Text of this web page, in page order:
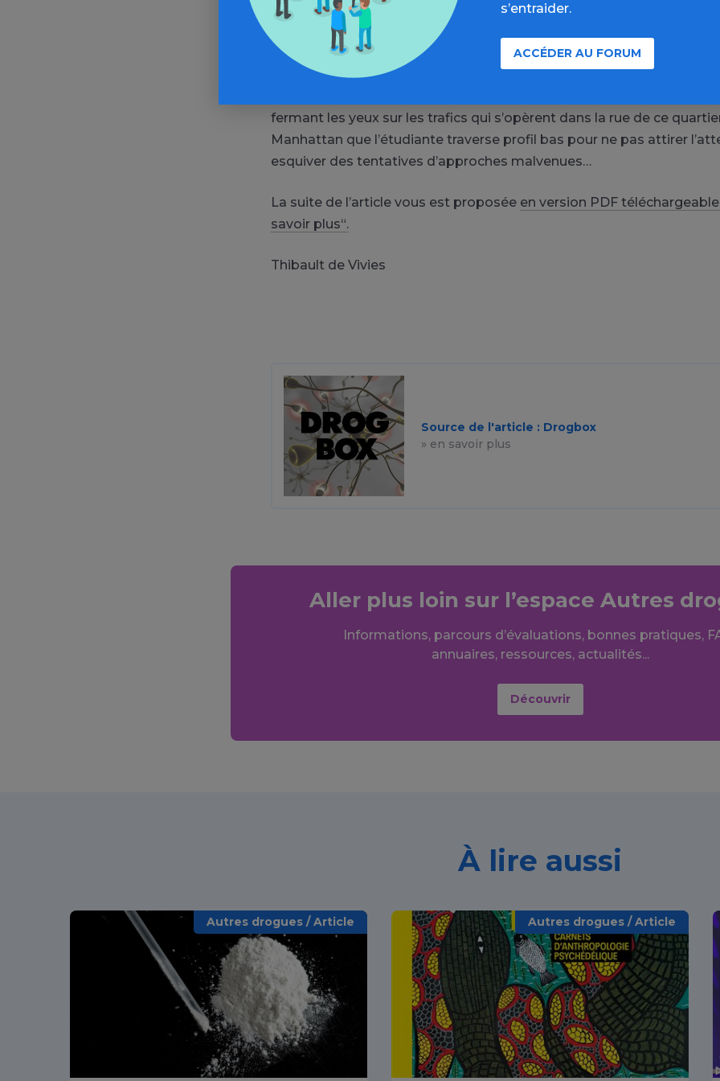
des deux étudiantes, visiblement sous le choc des images terribles
devant elle.On s’insurge avec sincérité contre l’impunité dont
criminels de guerre, ceux qui font verser le sang, directement ou
de sang-froid…L’innocence de Kathleen va basculer dans quelques
fermant les yeux sur les trafics qui s’opèrent dans la rue de ce
Manhattan que l’étudiante traverse profil bas pour ne pas attirer
esquiver des tentatives d’approches malvenues…
La suite de l’article vous est proposée en version PDF
savoir plus“.
Thibault de Vivies
Source de l'article : Drogbox
» en savoir plus
Aller plus loin sur l’espace Autres
Informations, parcours d’évaluations, bonnes pratiques,
annuaires, ressources, actualités...
Découvrir
À lire aussi
Autres drogues / Article Autres drogues / Article
s’entraider.
ACCÉDER AU FORUM